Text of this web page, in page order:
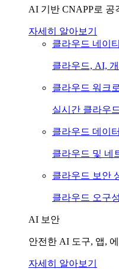
AI 기반 CNAPP로 공
자세히 알아보기
클라우드 네이
클라우드, AI,
클라우드 워크
실시간 클라우
클라우드 데이
클라우드 및 네
클라우드 보안
클라우드 오구
AI 보안
안전한 AI 도구, 앱,
자세히 알아보기